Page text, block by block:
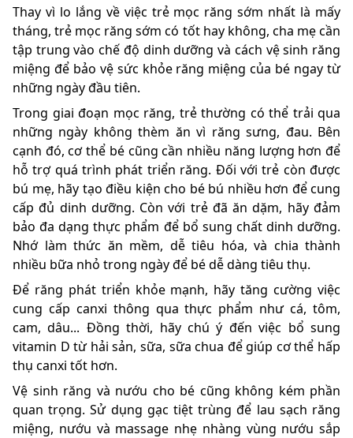
Thay vì lo lắng về việc trẻ mọc răng sớm nhất là mấy
tháng, trẻ mọc răng sớm có tốt hay không, cha mẹ cần
tập trung vào chế độ dinh dưỡng và cách vệ sinh răng
miệng để bảo vệ sức khỏe răng miệng của bé ngay từ
những ngày đầu tiên.
Trong giai đoạn mọc răng, trẻ thường có thể trải qua
những ngày không thèm ăn vì răng sưng, đau. Bên
cạnh đó, cơ thể bé cũng cần nhiều năng lượng hơn để
hỗ trợ quá trình phát triển răng. Đối với trẻ còn được
bú mẹ, hãy tạo điều kiện cho bé bú nhiều hơn để cung
cấp đủ dinh dưỡng. Còn với trẻ đã ăn dặm, hãy đảm
bảo đa dạng thực phẩm để bổ sung chất dinh dưỡng.
Nhớ làm thức ăn mềm, dễ tiêu hóa, và chia thành
nhiều bữa nhỏ trong ngày để bé dễ dàng tiêu thụ.
Để răng phát triển khỏe mạnh, hãy tăng cường việc
cung cấp canxi thông qua thực phẩm như cá, tôm,
cam, dâu... Đồng thời, hãy chú ý đến việc bổ sung
vitamin D từ hải sản, sữa, sữa chua để giúp cơ thể hấp
thụ canxi tốt hơn.
Vệ sinh răng và nướu cho bé cũng không kém phần
quan trọng. Sử dụng gạc tiệt trùng để lau sạch răng
miệng, nướu và massage nhẹ nhàng vùng nướu sắp